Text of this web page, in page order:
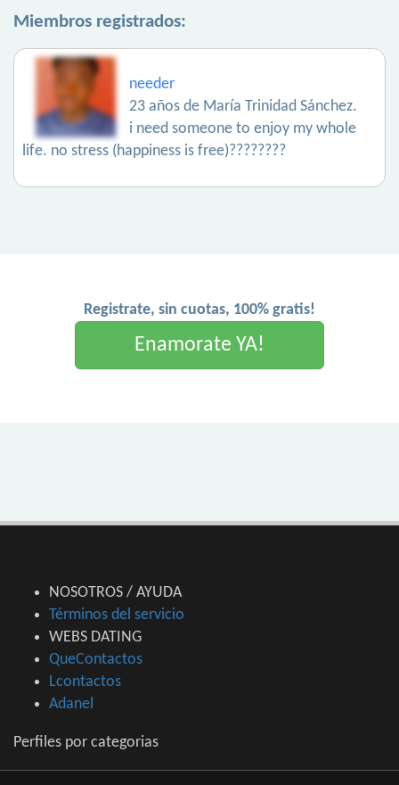
Miembros registrados:
needer
23 años de María Trinidad Sánchez.
i need someone to enjoy my whole
life. no stress (happiness is free)????????
Registrate, sin cuotas, 100% gratis!
Enamorate YA!
NOSOTROS / AYUDA
Términos del servicio
WEBS DATING
QueContactos
Lcontactos
Adanel
Perfiles por categorias